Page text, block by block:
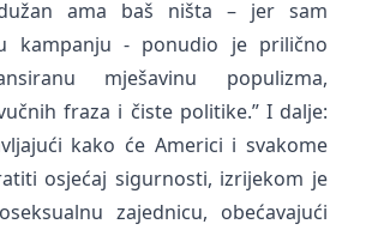
ama baš ništa – jer sam
kampanju - ponudio je prilično
mješavinu populizma,
fraza i čiste politike.” I dalje:
kako će Americi i svakome
osjećaj sigurnosti, izrijekom je
zajednicu, obećavajući